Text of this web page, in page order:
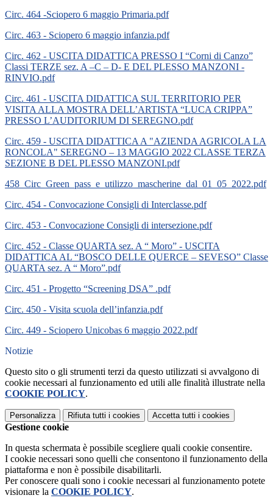
Circ. 464 -Sciopero 6 maggio Primaria.pdf
Circ. 463 - Sciopero 6 maggio infanzia.pdf
Circ. 462 - USCITA DIDATTICA PRESSO I “Corni di Canzo”
Classi TERZE sez. A –C – D- E DEL PLESSO MANZONI -
RINVIO.pdf
Circ. 461 - USCITA DIDATTICA SUL TERRITORIO PER
VISITA ALLA MOSTRA DELL’ARTISTA “LUCA CRIPPA”
PRESSO L’AUDITORIUM DI SEREGNO.pdf
Circ. 459 - USCITA DIDATTICA A "AZIENDA AGRICOLA LA
RONCOLA" SEREGNO – 13 MAGGIO 2022 CLASSE TERZA
SEZIONE B DEL PLESSO MANZONI.pdf
458_Circ_Green_pass_e_utilizzo_mascherine_dal_01_05_2022.pdf
Circ. 454 - Convocazione Consigli di Interclasse.pdf
Circ. 453 - Convocazione Consigli di intersezione.pdf
Circ. 452 - Classe QUARTA sez. A “ Moro” - USCITA
DIDATTICA AL “BOSCO DELLE QUERCE – SEVESO” Classe
QUARTA sez. A “ Moro”.pdf
Circ. 451 - Progetto “Screening DSA” .pdf
Circ. 450 - Visita scuola dell’infanzia.pdf
Circ. 449 - Sciopero Unicobas 6 maggio 2022.pdf
Notizie
Questo sito o gli strumenti terzi da questo utilizzati si avvalgono di
cookie necessari al funzionamento ed utili alle finalità illustrate nella
COOKIE POLICY.
Personalizza Rifiuta tutti i cookies Accetta tutti i cookies
Gestione cookie
In questa schermata è possibile scegliere quali cookie consentire.
I cookie necessari sono quelli che consentono il funzionamento della
piattaforma e non è possibile disabilitarli.
Per conoscere quali sono i cookie necessari al funzionamento potete
visionare la COOKIE POLICY.